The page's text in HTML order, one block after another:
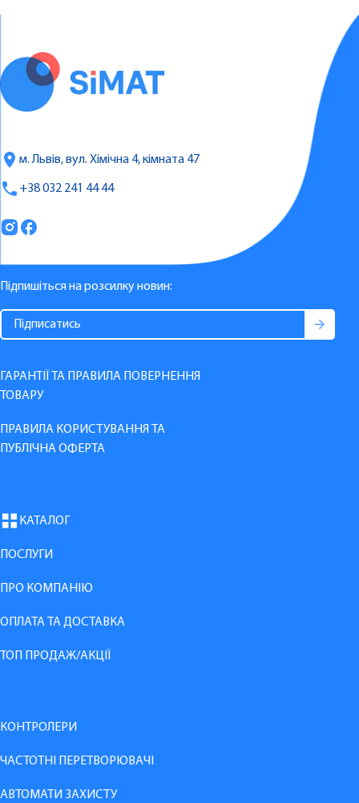
м. Львів, вул. Хімічна 4, кімната 47
+38 032 241 44 44
Підпишіться на розсилку новин:
ГАРАНТІЇ ТА ПРАВИЛА ПОВЕРНЕННЯ
ТОВАРУ
ПРАВИЛА КОРИСТУВАННЯ ТА
ПУБЛІЧНА ОФЕРТА
КАТАЛОГ
ПОСЛУГИ
ПРО КОМПАНІЮ
ОПЛАТА ТА ДОСТАВКА
ТОП ПРОДАЖ/АКЦІЇ
КОНТРОЛЕРИ
ЧАСТОТНІ ПЕРЕТВОРЮВАЧІ
АВТОМАТИ ЗАХИСТУ